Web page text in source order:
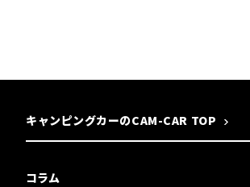
キャンピングカーのCAM-CAR TOP
コラム